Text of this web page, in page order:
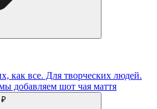
как все. Для творческих людей.
добавляем шот чая маття
₽